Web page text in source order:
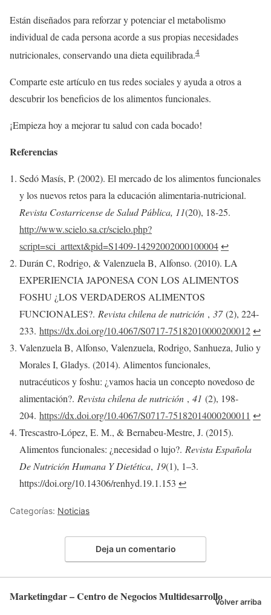
Están diseñados para reforzar y potenciar el metabolismo
individual de cada persona acorde a sus propias necesidades
nutricionales, conservando una dieta equilibrada.4
Comparte este artículo en tus redes sociales y ayuda a otros a
descubrir los beneficios de los alimentos funcionales.
¡Empieza hoy a mejorar tu salud con cada bocado!
Referencias
Sedó Masís, P. (2002). El mercado de los alimentos funcionales
y los nuevos retos para la educación alimentaria-nutricional.
Revista Costarricense de Salud Pública, 11(20), 18-25.
http://www.scielo.sa.cr/scielo.php?
script=sci_arttext&pid=S1409-14292002000100004 ↩︎
Durán C, Rodrigo, & Valenzuela B, Alfonso. (2010). LA
EXPERIENCIA JAPONESA CON LOS ALIMENTOS
FOSHU ¿LOS VERDADEROS ALIMENTOS
FUNCIONALES?. Revista chilena de nutrición , 37(2), 224-
233. https://dx.doi.org/10.4067/S0717-75182010000200012 ↩︎
Valenzuela B, Alfonso, Valenzuela, Rodrigo, Sanhueza, Julio y
Morales I, Gladys. (2014). Alimentos funcionales,
nutracéuticos y foshu: ¿vamos hacia un concepto novedoso de
alimentación?. Revista chilena de nutrición , 41 (2), 198-
204. https://dx.doi.org/10.4067/S0717-75182014000200011 ↩︎
Trescastro-López, E. M., & Bernabeu-Mestre, J. (2015).
Alimentos funcionales: ¿necesidad o lujo?. Revista Española
De Nutrición Humana Y Dietética, 19(1), 1–3.
https://doi.org/10.14306/renhyd.19.1.153 ↩︎
Categorías: Noticias
Deja un comentario
Marketingdar – Centro de Negocios MultidesarrolloVolver arriba